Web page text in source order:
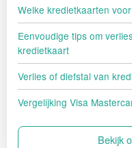
Welke kredietkaarten
Eenvoudige tips om
kredietkaart
Verlies of diefstal van
Vergelijking Visa
Bekijk